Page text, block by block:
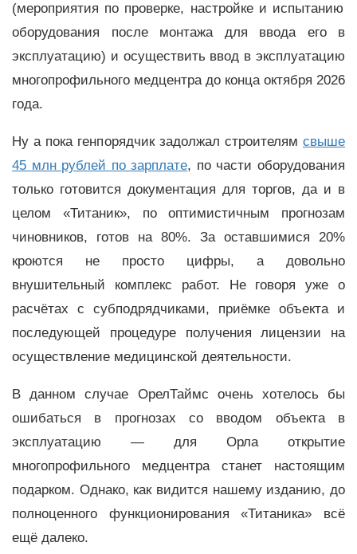
(мероприятия по проверке, настройке и испытанию
оборудования после монтажа для ввода его в
эксплуатацию) и осуществить ввод в эксплуатацию
многопрофильного медцентра до конца октября 2026
года.
Ну а пока генпорядчик задолжал строителям свыше
45 млн рублей по зарплате, по части оборудования
только готовится документация для торгов, да и в
целом «Титаник», по оптимистичным прогнозам
чиновников, готов на 80%. За оставшимися 20%
кроются не просто цифры, а довольно
внушительный комплекс работ. Не говоря уже о
расчётах с субподрядчиками, приёмке объекта и
последующей процедуре получения лицензии на
осуществление медицинской деятельности.
В данном случае ОрелТаймс очень хотелось бы
ошибаться в прогнозах со вводом объекта в
эксплуатацию — для Орла открытие
многопрофильного медцентра станет настоящим
подарком. Однако, как видится нашему изданию, до
полноценного функционирования «Титаника» всё
ещё далеко.